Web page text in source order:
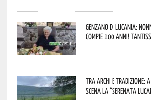
Genzano di Lucania:
compie 100 anni!
Tra archi e tradizione:
scena la “Serenata